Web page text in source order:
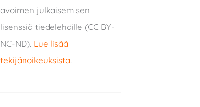
avoimen julkaisemisen
lisenssiä tiedelehdille (CC BY-
NC-ND). Lue lisää
tekijänoikeuksista.